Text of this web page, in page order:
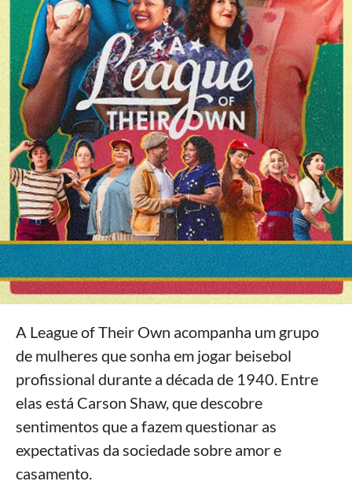
A League of Their Own acompanha um grupo
de mulheres que sonha em jogar beisebol
profissional durante a década de 1940. Entre
elas está Carson Shaw, que descobre
sentimentos que a fazem questionar as
expectativas da sociedade sobre amor e
casamento.